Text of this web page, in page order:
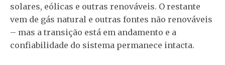
solares, eólicas e outras renováveis. O restante
vem de gás natural e outras fontes não renováveis
– mas a transição está em andamento e a
confiabilidade do sistema permanece intacta.